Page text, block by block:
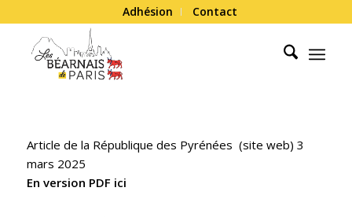
Adhésion Contact
Article de la République des Pyrénées (site web) 3
mars 2025
En version PDF ici